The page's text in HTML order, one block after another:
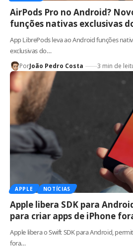
AirPods Pro no Android?
funções nativas exclusivas
App LibrePods leva ao Android funções
exclusivas do…
PorJoão Pedro Costa 3 min de
APPLE NOTÍCIAS
Apple libera SDK para
para criar apps de iPhone
Apple libera o Swift SDK para Android,
fora…